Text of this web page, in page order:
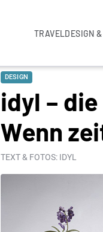
TRAVELDESIGN
DESIGN
idyl –
Wenn
TEXT & FOTOS: IDYL